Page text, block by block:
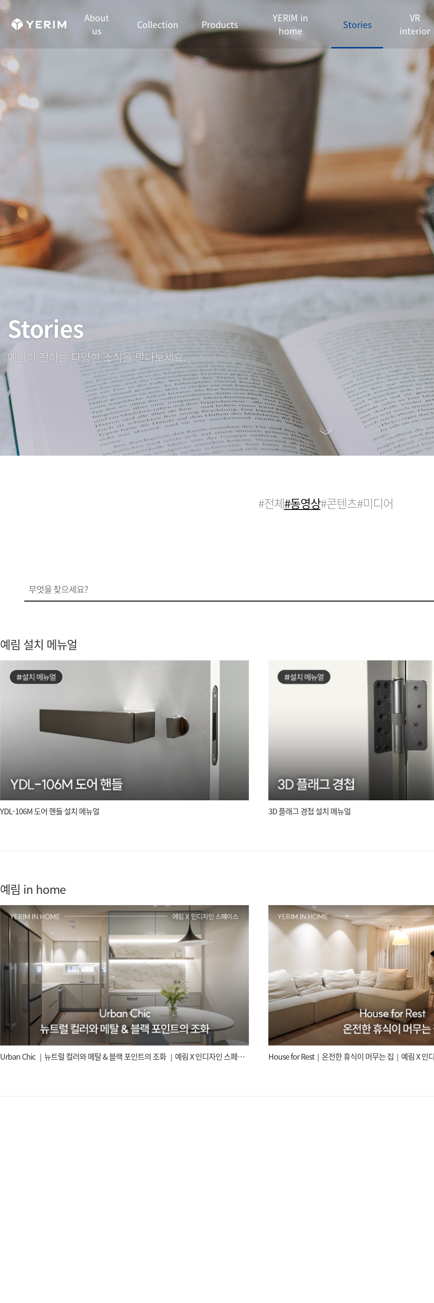
About
us
Collection Products
YERIM in
home
Stories
VR
interior
Stories
예림이 전하는 다양한 소식을 만나보세요.
#전체#동영상#콘텐츠#미디어
예림 설치 메뉴얼
YDL-106M 도어 핸들 설치 메뉴얼 3D 플래그 경첩 설치 메뉴얼
예림 in home
Urban Chic ｜뉴트럴 컬러와 메탈 & 블랙 포인트의 조화 ｜예림 X 인디자인 스페이스 House for Rest｜온전한 휴식이 머무는 집｜예림 X 인